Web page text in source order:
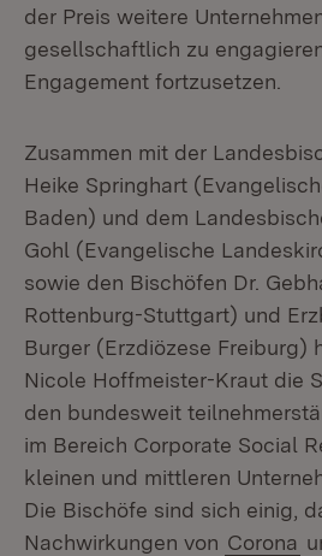
der Preis weitere
gesellschaftlich zu
Engagement fortzusetzen.
Zusammen mit der
Heike Springhart
Baden) und dem
Gohl (Evangelische
sowie den Bischöfen Dr.
Rottenburg-Stuttgart) und
Burger (Erzdiözese Freiburg)
Nicole Hoffmeister-Kraut die
den bundesweit
im Bereich Corporate Social
kleinen und mittleren
Die Bischöfe sind sich einig,
Nachwirkungen von Corona